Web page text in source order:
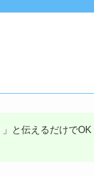
と伝えるだけでOK